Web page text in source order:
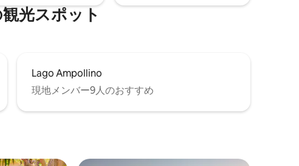
光⁠ス⁠ポ⁠ッ⁠ト
Lago Ampollino
現地メンバー9人のおすすめ